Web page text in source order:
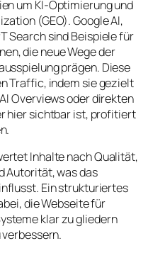
um KI-Optimierung und
(GEO). Google AI,
Search sind Beispiele für
die neue Wege der
prägen. Diese
Traffic, indem sie gezielt
Overviews oder direkten
hier sichtbar ist, profitiert
Inhalte nach Qualität,
Autorität, was das
Ein strukturiertes
die Webseite für
klar zu gliedern